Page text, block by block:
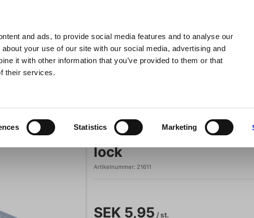
and ads, to provide social media features and to analyse our
your use of our site with our social media, advertising and
it with other information that you’ve provided to them or that
their services.
Statistics Marketing
Sök
Köksmaskiner
Condibøtter
Condibucket liten
lock
Artikelnummer: 21611
SEK 5,95 / st.